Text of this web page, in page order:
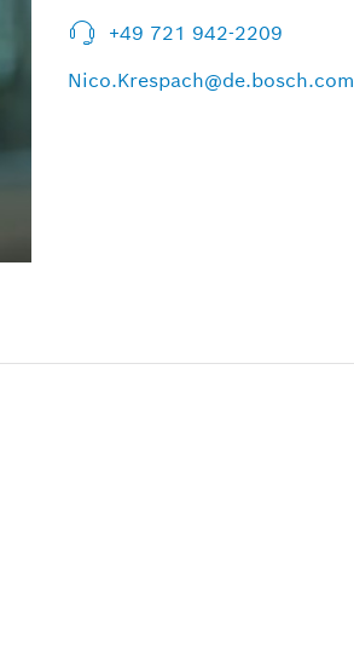
+49 721 942-2209
Nico.Krespach@de.bosch.com